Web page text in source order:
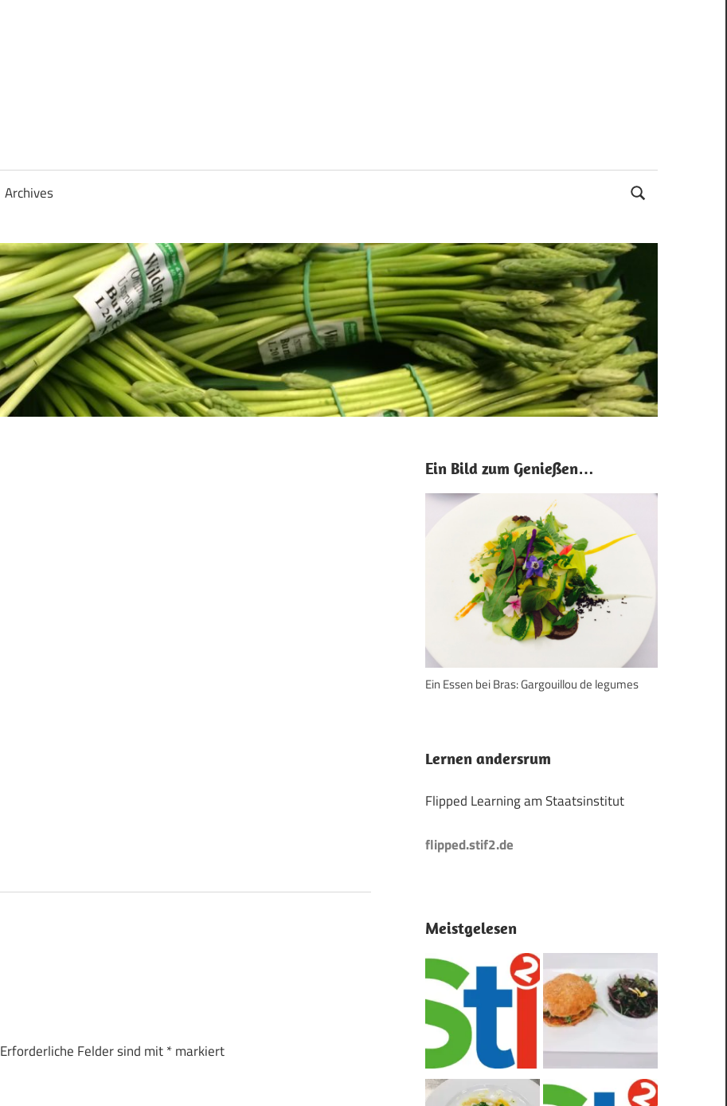
Archives
Erforderliche Felder sind mit*markiert
Ein Bild zum Genießen…
Ein Essen bei Bras: Gargouillou de legumes
Lernen andersrum
Flipped Learning am Staatsinstitut
flipped.stif2.de
Meistgelesen